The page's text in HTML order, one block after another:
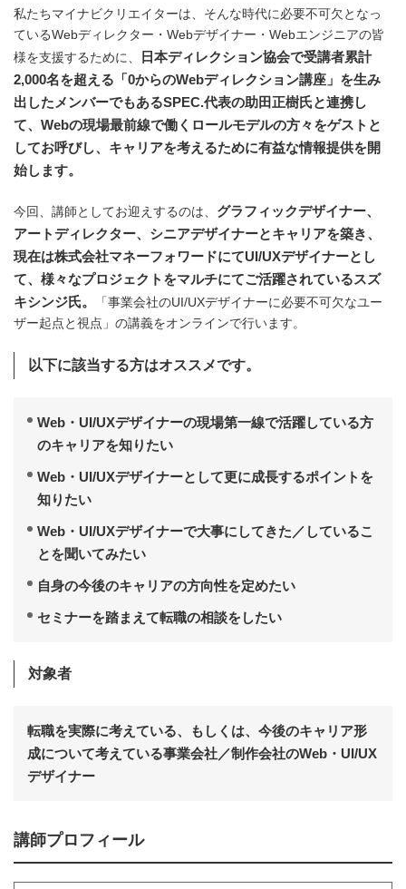
私たちマイナビクリエイターは、そんな時代に必要不可欠となっ
ているWebディレクター・Webデザイナー・Webエンジニアの皆
様を支援するために、
日本ディレクション協会で受講者累計
2,000名を超える「0からのWebディレクション講座」を生み
出したメンバーでもあるSPEC.代表の助田正樹氏と連携し
て、Webの現場最前線で働くロールモデルの方々をゲストと
してお呼びし、キャリアを考えるために有益な情報提供を開
始します。
今回、講師としてお迎えするのは、 グラフィックデザイナー、
アートディレクター、シニアデザイナーとキャリアを築き、
現在は株式会社マネーフォワードにてUI/UXデザイナーとし
て、様々なプロジェクトをマルチにてご活躍されているスズ
キシンジ氏。
「事業会社のUI/UXデザイナーに必要不可欠なユー
ザー起点と視点」の講義をオンラインで行います。
以下に該当する方はオススメです。
Web・UI/UXデザイナーの現場第一線で活躍している方
のキャリアを知りたい
Web・UI/UXデザイナーとして更に成長するポイントを
知りたい
Web・UI/UXデザイナーで大事にしてきた／しているこ
とを聞いてみたい
自身の今後のキャリアの方向性を定めたい
セミナーを踏まえて転職の相談をしたい
対象者
転職を実際に考えている、もしくは、今後のキャリア形
成について考えている事業会社／制作会社のWeb・UI/UX
デザイナー
講師プロフィール